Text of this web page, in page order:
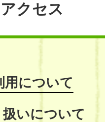
クセス
用について
いについて